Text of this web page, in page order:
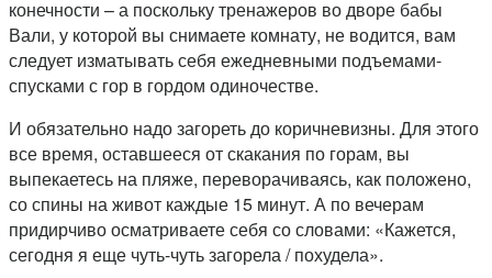
конечности – а поскольку тренажеров во дворе бабы
Вали, у которой вы снимаете комнату, не водится, вам
следует изматывать себя ежедневными подъемами-
спусками с гор в гордом одиночестве.
И обязательно надо загореть до коричневизны. Для этого
все время, оставшееся от скакания по горам, вы
выпекаетесь на пляже, переворачиваясь, как положено,
со спины на живот каждые 15 минут. А по вечерам
придирчиво осматриваете себя со словами: «Кажется,
сегодня я еще чуть-чуть загорела / похудела».